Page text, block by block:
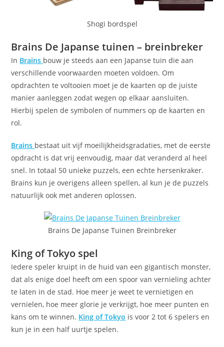
Shogi bordspel
Brains De Japanse tuinen – breinbreker
In Brains bouw je steeds aan een Japanse tuin die aan
verschillende voorwaarden moeten voldoen. Om
opdrachten te voltooien moet je de kaarten op de juiste
manier aanleggen zodat wegen op elkaar aansluiten.
Hierbij spelen de symbolen of nummers op de kaarten en
rol.
Brains bestaat uit vijf moeilijkheidsgradaties, met de eerste
opdracht is dat vrij eenvoudig, maar dat veranderd al heel
snel. In totaal 50 unieke puzzels, een echte hersenkraker.
Brains kun je overigens alleen spellen, al kun je de puzzels
natuurlijk ook met anderen oplossen.
Brains De Japanse Tuinen Breinbreker
King of Tokyo spel
Iedere speler kruipt in de huid van een gigantisch monster,
dat als enige doel heeft om een spoor van vernieling achter
te laten in de stad. Hoe meer je weet te vernietigen en
vernielen, hoe meer glorie je verkrijgt, hoe meer punten en
kans om te winnen. King of Tokyo is voor 2 tot 6 spelers en
kun je in een half uurtje spelen.